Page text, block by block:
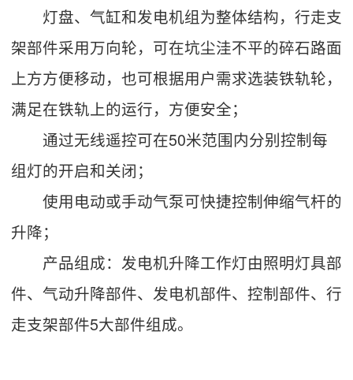
灯盘、气缸和发电机组为整体结构，行走支
架部件采用万向轮，可在坑尘洼不平的碎石路面
上方方便移动，也可根据用户需求选装铁轨轮，
满足在铁轨上的运行，方便安全；
通过无线遥控可在50米范围内分别控制每
组灯的开启和关闭；
使用电动或手动气泵可快捷控制伸缩气杆的
升降；
产品组成：发电机升降工作灯由照明灯具部
件、气动升降部件、发电机部件、控制部件、行
走支架部件5大部件组成。